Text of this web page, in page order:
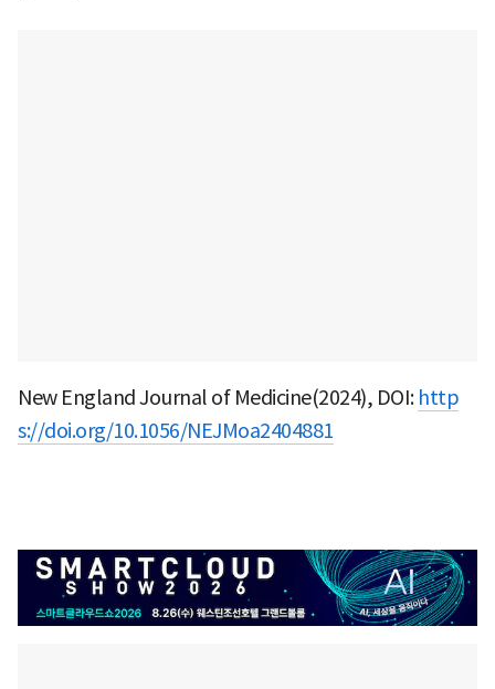
New England Journal of Medicine(2024), DOI: http
s://doi.org/10.1056/NEJMoa2404881